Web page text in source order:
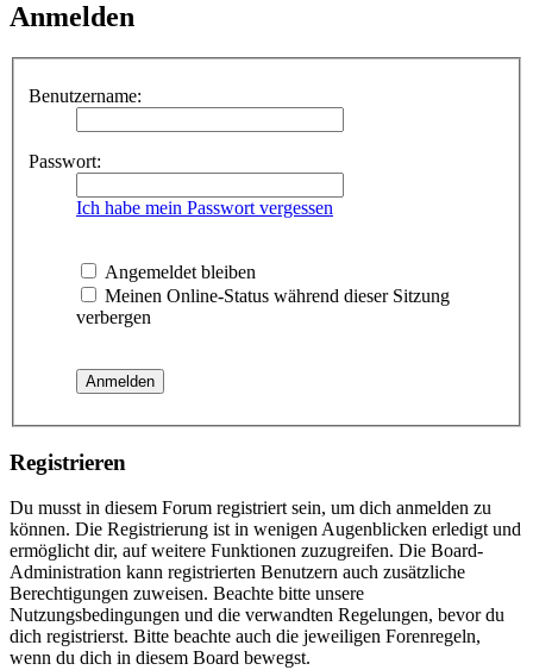
Anmelden
Benutzername:
Passwort:
Ich habe mein Passwort vergessen
Angemeldet bleiben
Meinen Online-Status während dieser Sitzung
verbergen
Registrieren
Du musst in diesem Forum registriert sein, um dich anmelden zu
können. Die Registrierung ist in wenigen Augenblicken erledigt und
ermöglicht dir, auf weitere Funktionen zuzugreifen. Die Board-
Administration kann registrierten Benutzern auch zusätzliche
Berechtigungen zuweisen. Beachte bitte unsere
Nutzungsbedingungen und die verwandten Regelungen, bevor du
dich registrierst. Bitte beachte auch die jeweiligen Forenregeln,
wenn du dich in diesem Board bewegst.